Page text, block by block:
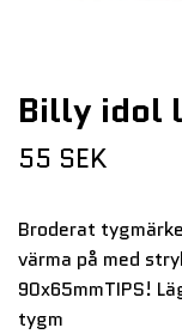
Billy idol
55 SEK
Broderat
värma på med
90x65mmTIPS!
tygm